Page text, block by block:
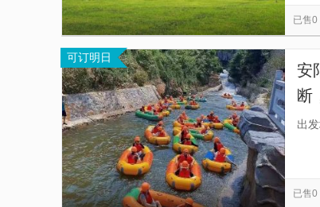
已售0
可订明日
安
断
流
出
已售0